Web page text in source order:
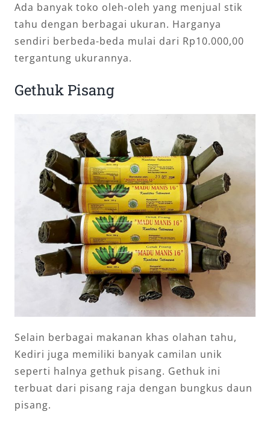
Ada banyak toko oleh-oleh yang menjual stik
tahu dengan berbagai ukuran. Harganya
sendiri berbeda-beda mulai dari Rp10.000,00
tergantung ukurannya.
Gethuk Pisang
Selain berbagai makanan khas olahan tahu,
Kediri juga memiliki banyak camilan unik
seperti halnya gethuk pisang. Gethuk ini
terbuat dari pisang raja dengan bungkus daun
pisang.